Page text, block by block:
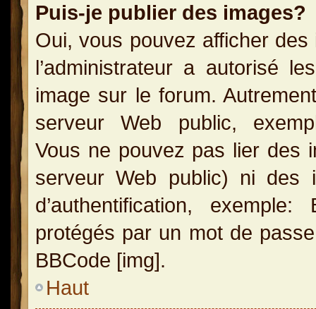
Puis-je publier des images?
Oui, vous pouvez afficher
l’administrateur a autorisé
image sur le forum.
serveur Web public,
Vous ne pouvez pas lier des
serveur Web public) ni des
d’authentification,
protégés par un mot de
BBCode [img].
Haut